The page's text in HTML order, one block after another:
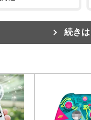
続き